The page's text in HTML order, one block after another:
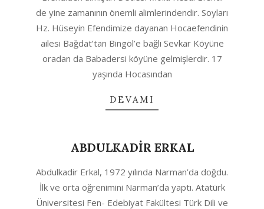
de yine zamanının önemli alimlerindendir. Soyları
Hz. Hüseyin Efendimize dayanan Hocaefendinin
ailesi Bağdat’tan Bingöl’e bağlı Sevkar Köyüne
oradan da Babadersi köyüne gelmişlerdir. 17
yaşında Hocasından
DEVAMI
ABDULKADİR ERKAL
10-
06
Abdulkadir Erkal, 1972 yılında Narman’da doğdu.
İlk ve orta öğrenimini Narman’da yaptı. Atatürk
Üniversitesi Fen- Edebiyat Fakültesi Türk Dili ve